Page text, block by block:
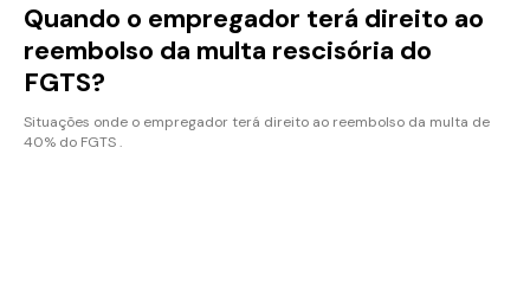
Quando o empregador terá direito ao
reembolso da multa rescisória do
FGTS?
Situações onde o empregador terá direito ao reembolso da multa de
40% do FGTS .